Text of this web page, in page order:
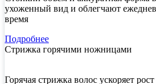
ухоженный вид и облегчают
время
Подробнее
Стрижка горячими ножницами
Горячая стрижка волос ускоряет